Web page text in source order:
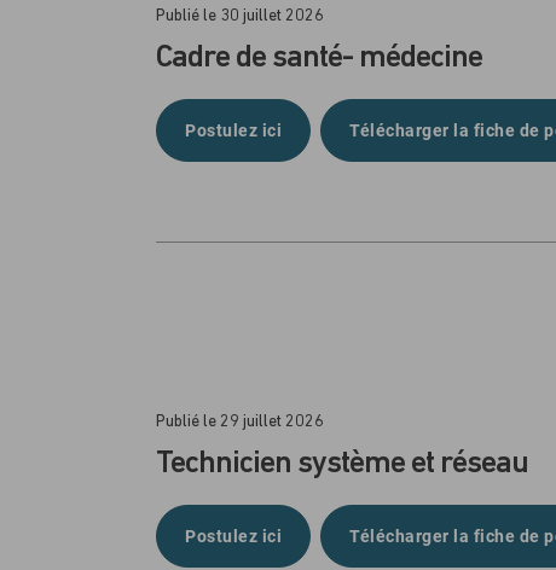
Publié le 30 juillet 2026
Cadre de santé- médecine
Postulez ici Télécharger la fiche de
Publié le 29 juillet 2026
Technicien système et réseau
Postulez ici Télécharger la fiche de